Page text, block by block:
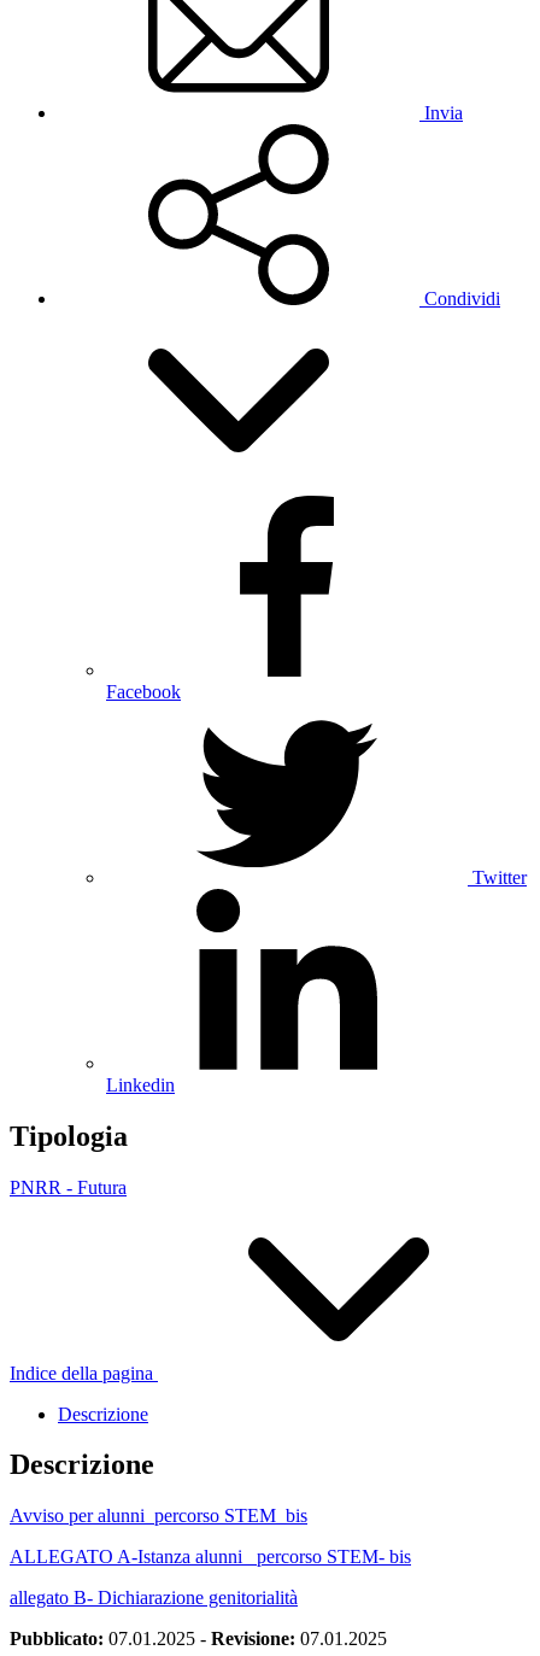
Invia
Condividi
Facebook
Twitter
Linkedin
Tipologia
PNRR - Futura
Indice della pagina
Descrizione
Descrizione
Avviso per alunni_percorso STEM_bis
ALLEGATO A-Istanza alunni _percorso STEM- bis
allegato B- Dichiarazione genitorialità
Pubblicato: 07.01.2025 - Revisione: 07.01.2025